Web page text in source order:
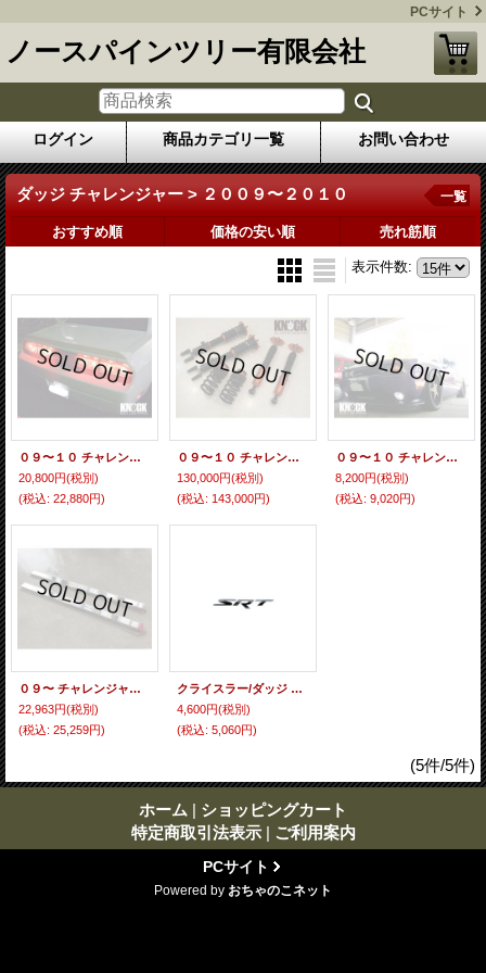
PCサイト
ノースパインツリー有限会社
ログイン 商品カテゴリ一覧 お問い合わせ
ダッジ チャレンジャー > ２００９〜２０１０ 一覧
おすすめ順 価格の安い順 売れ筋順
表示件数:
０９〜１０ チャレンジャー用 ブレーキランプLEDバルブ レッド
20,800円(税別)
(税込: 22,880円)
０９〜１０ チャレンジャー用 車高調整式サスペンション
130,000円(税別)
(税込: 143,000円)
０９〜１０ チャレンジャー用 フォグランプＬＥＤバルブセット ホワイト
8,200円(税別)
(税込: 9,020円)
０９〜 チャレンジャー MOPAR製 ステンレスドアシルプレート
22,963円(税別)
(税込: 25,259円)
クライスラー/ダッジ 純正 ＳＲＴロゴエンブレム
4,600円(税別)
(税込: 5,060円)
(5件/5件)
ホーム | ショッピングカート
特定商取引法表示 | ご利用案内
PCサイト
Powered by おちゃのこネット